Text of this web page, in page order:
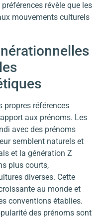
révèle que les
mouvements culturels
propres références
aux prénoms. Les
avec des prénoms
semblent naturels et
et la génération Z
plus courts,
diverses. Cette
au monde et
conventions établies.
des prénoms sont